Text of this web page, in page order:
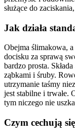
służące do
Jak działa
Obejma ślimakowa,
docisku za sprawą
bardzo prosta.
ząbkami i śruby.
utrzymanie taśmy
jest stabilne i trwałe.
tym niczego nie
Czym cechują